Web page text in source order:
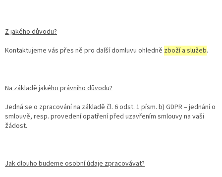
Z jakého důvodu?
Kontaktujeme vás přes ně pro další domluvu ohledně zboží a služeb.
Na základě jakého právního důvodu?
Jedná se o zpracování na základě čl. 6 odst. 1 písm. b) GDPR – jednání o
smlouvě, resp. provedení opatření před uzavřením smlouvy na vaši
žádost.
Jak dlouho budeme osobní údaje zpracovávat?